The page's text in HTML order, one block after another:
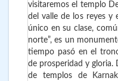
visitaremos el templo
del valle de los reyes y
único en su clase,
norte”, es un
tiempo pasó en el
de prosperidad y gloria.
de templos de